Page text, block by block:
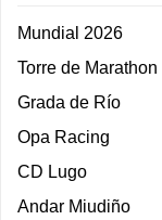
Mundial 2026
Torre de Marathon
Grada de Río
Opa Racing
CD Lugo
Andar Miudiño